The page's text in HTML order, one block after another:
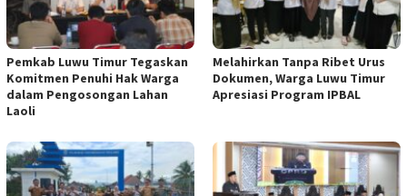
Pemkab Luwu Timur Tegaskan
Komitmen Penuhi Hak Warga
dalam Pengosongan Lahan
Laoli
Melahirkan Tanpa Ribet Urus
Dokumen, Warga Luwu Timur
Apresiasi Program IPBAL